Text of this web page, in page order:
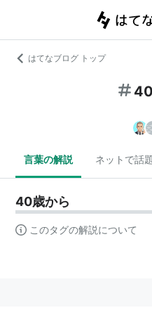
はてなブログ トップ
言葉の解説 ネットで話題
40歳から
このタグの解説について